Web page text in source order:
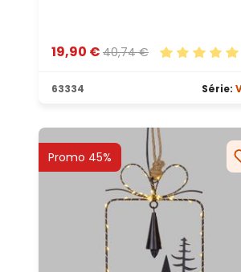
19,90 € 40,74 €
63334 Série:
Promo 45%